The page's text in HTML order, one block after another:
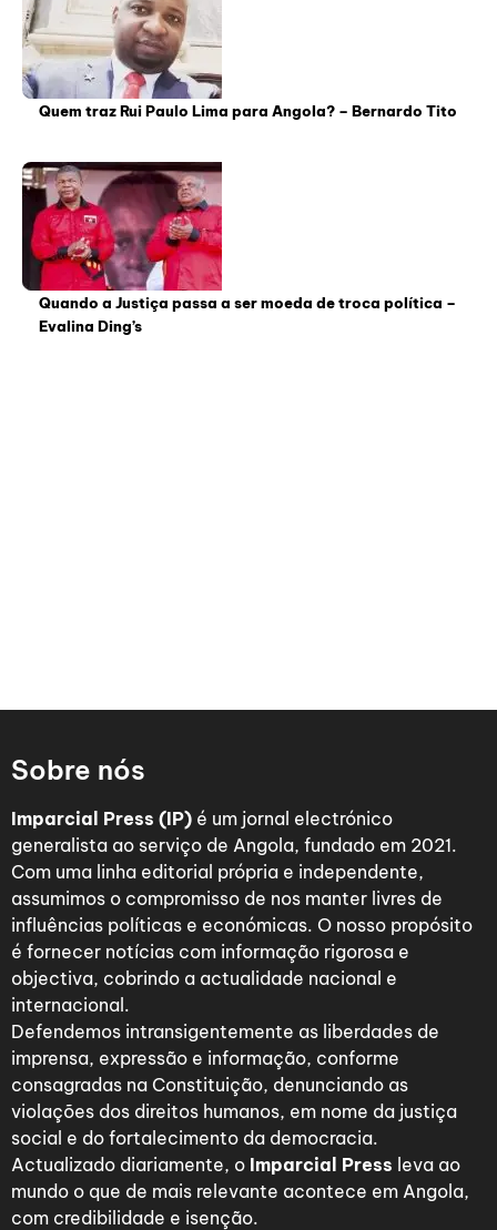
Quem traz Rui Paulo Lima para Angola? – Bernardo Tito
Quando a Justiça passa a ser moeda de troca política –
Evalina Ding’s
Sobre nós
Imparcial Press (IP) é um jornal electrónico
generalista ao serviço de Angola, fundado em 2021.
Com uma linha editorial própria e independente,
assumimos o compromisso de nos manter livres de
influências políticas e económicas. O nosso propósito
é fornecer notícias com informação rigorosa e
objectiva, cobrindo a actualidade nacional e
internacional.
Defendemos intransigentemente as liberdades de
imprensa, expressão e informação, conforme
consagradas na Constituição, denunciando as
violações dos direitos humanos, em nome da justiça
social e do fortalecimento da democracia.
Actualizado diariamente, o Imparcial Press leva ao
mundo o que de mais relevante acontece em Angola,
com credibilidade e isenção.